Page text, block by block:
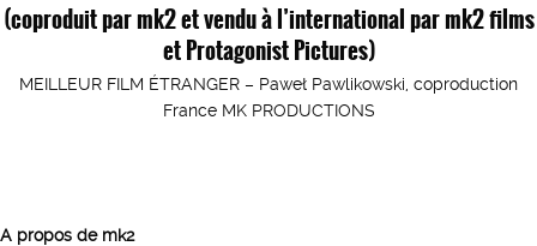
(coproduit par mk2 et vendu à l’international par mk2 films
et Protagonist Pictures)
MEILLEUR FILM ÉTRANGER – Paweł Pawlikowski, coproduction
France MK PRODUCTIONS
A propos de mk2